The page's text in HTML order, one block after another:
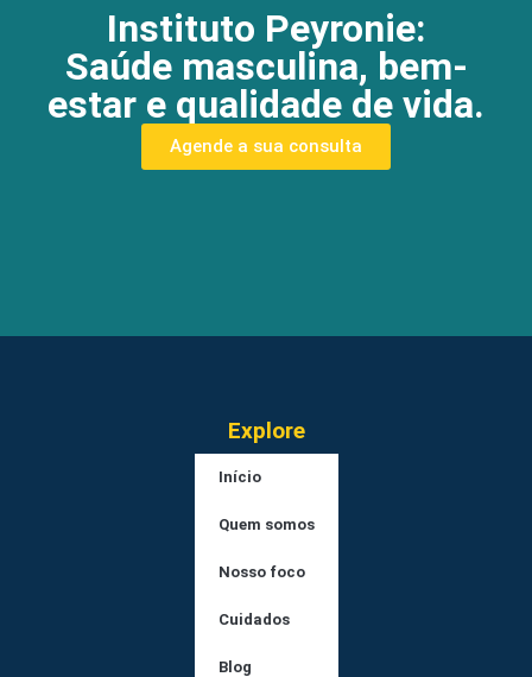
Instituto Peyronie:
Saúde masculina, bem-
estar e qualidade de vida.
Agende a sua consulta
Explore
Início
Quem somos
Nosso foco
Cuidados
Blog